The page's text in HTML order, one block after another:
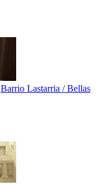
Barrio Lastarria / Bellas